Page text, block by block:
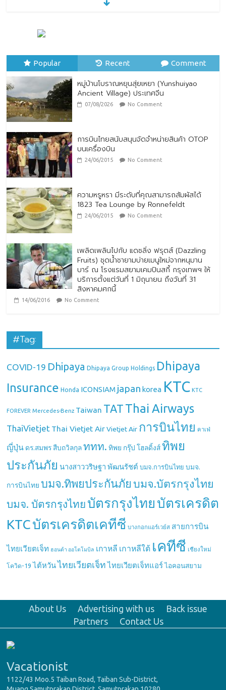
Popular Recent Comment
หมู่บ้านโบราณหยุนสุ่ยเหยา (Yunshuiyao
Ancient Village) ประเทศจีน
07/08/2026 No Comment
การบินไทยสนับสนุนจัดจำหน่ายสินค้า OTOP
บนเครื่องบิน
24/06/2015 No Comment
ความหรูหรา มีระดับที่คุณสามารถสัมผัสได้
1823 Tea Lounge by Ronnefeldt
24/06/2015 No Comment
เพลิดเพลินไปกับ แดซลิ่ง ฟรุตส์ (Dazzling
Fruits) ชุดน้ำชายามบ่ายเมนูใหม่จากหนุมาน
บาร์ ณ โรงแรมสยามเคมปินสกี้ กรุงเทพฯ ให้
บริการตั้งแต่วันที่ 1 มิถุนายน ถึงวันที่ 31
สิงหาคมศกนี้
14/06/2016 No Comment
#Tag:
COVID-19 Dhipaya Dhipaya Group Holdings Dhipaya
Insurance Honda ICONSIAM japan korea KTC KTC
FOREVER Mercedes-Benz Taiwan TAT Thai Airways
ThaiVietjet Thai Vietjet Air Vietjet Air การบินไทย คาเฟ่
ญี่ปุ่น ดร.สมพร สืบถวิลกุล ททท. ทิพย กรุ๊ป โฮลดิ้งส์ ทิพย
ประกันภัย นางสาววริษฐา พัฒนรัชต์ บมจ.การบินไทย บมจ.
การบินไทย บมจ.ทิพยประกันภัย บมจ.บัตรกรุงไทย
บมจ. บัตรกรุงไทย บัตรกรุงไทย บัตรเครดิต
KTCบัตรเครดิตเคทีซี บางกอกแอร์เวย์ส สายการบิน
ไทยเวียตเจ็ท ฮอนด้า ออโตโมบิล เกาหลี เกาหลีใต้ เคทีซี เชียงใหม่
โควิด-19 ไต้หวัน ไทยเวียตเจ็ท ไทยเวียตเจ็ทแอร์ ไอคอนสยาม
About Us Advertising with us
Back issue
Partners
Contact Us
Vacationist
1122/43 Moo.5 Taiban Road, Taiban Sub-District,